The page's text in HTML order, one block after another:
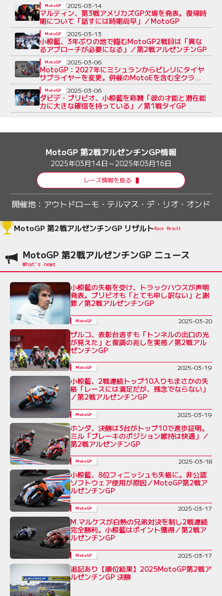
マルティン、第3戦アメリカズGP欠場を発表。復帰時
期について「話すには時期尚早」／MotoGP
MotoGP 2025-03-14
小椋藍、3年ぶりの地で臨むMotoGP2戦目は「異な
るアプローチが必要になる」／第2戦アルゼンチンGP
MotoGP 2025-03-13
MotoGP：2027年にミシュランからピレリにタイヤ
サプライヤーを変更。併催のMotoEを含む全クラス
に供給へ
MotoGP 2025-03-06
ダビデ・ブリビオ、小椋藍を称賛「彼の才能と潜在能
力に大きな確信を持っている」／第1戦タイGP
MotoGP 2025-03-06
MotoGP 第2戦アルゼンチンGP情報
2025年03月14日～2025年03月16日
レース情報を見る
開催地： アウトドローモ・テルマス・デ・リオ・オンド
MotoGP 第2戦アルゼンチンGP リザルトRace Result
MotoGP 第2戦アルゼンチンGP ニュース
小椋藍の失格を受け、トラックハウスが声明
発表。ブリビオも「とても申し訳ない」と謝
罪／第2戦アルゼンチンGP
MotoGP 2025-03-20
ザルコ、表彰台逃すも「トンネルの出口の光
が見えた」と復調の兆しを実感／第2戦アル
ゼンチンGP
MotoGP 2025-03-19
小椋藍、2戦連続トップ10入りもまさかの失
格「レースには満足だが、残念でならない」
／第2戦アルゼンチンGP
MotoGP 2025-03-19
ホンダ、決勝は3台がトップ10で進歩証明。
ミル「ブレーキのポジション維持は快適」／
第2戦アルゼンチンGP
MotoGP 2025-03-18
小椋藍、8位フィニッシュも失格に。非公認
ソフトウェア使用が原因／MotoGP第2戦ア
ルゼンチンGP
MotoGP 2025-03-17
M.マルケスが白熱の兄弟対決を制し2戦連続
完全勝利。小椋藍はポイント獲得／第2戦ア
ルゼンチンGP
MotoGP 2025-03-17
追記あり【順位結果】2025MotoGP第2戦ア
ルゼンチンGP 決勝